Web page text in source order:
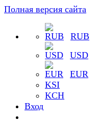
Полная версия сайта
RUB
USD
EUR
KSI
KCH
Вход